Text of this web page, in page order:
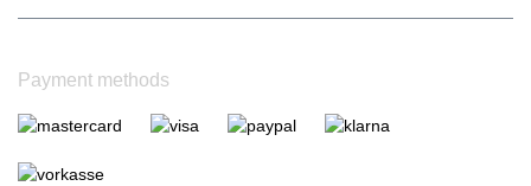
Payment methods